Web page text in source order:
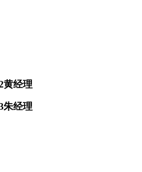
黄经理
朱经理